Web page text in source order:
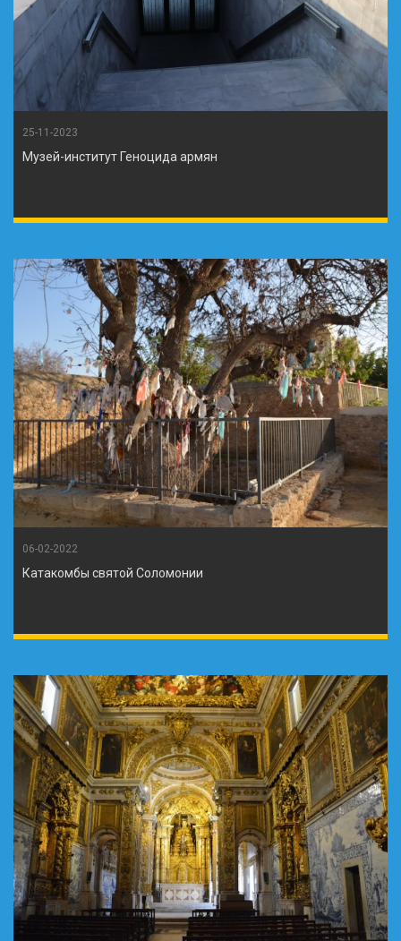
25-11-2023
Музей-институт Геноцида армян
06-02-2022
Катакомбы святой Соломонии